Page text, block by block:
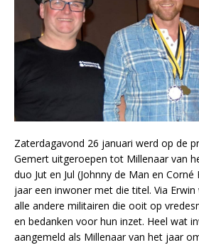
Zaterdagavond 26 januari werd op de
Gemert uitgeroepen tot Millenaar van
duo Jut en Jul (Johnny de Man en
jaar een inwoner met die titel. Via Erwin
alle andere militairen die ooit op
en bedanken voor hun inzet. Heel wat
aangemeld als Millenaar van het jaar